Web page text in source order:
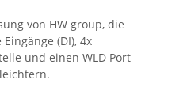
von HW group, die
(DI), 4x
und einen WLD Port